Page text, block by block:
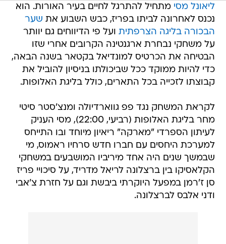
ליאונל מסי מתחיל להתרגל לחיים בעיר האורות. הוא
נכנס לאחרונה לביתו בפריז, כבש השבוע את שער
הבכורה בליגה הצרפתית ועל פי הדיווחים גם יוותר
על משחקי נבחרת ארגנטינה הקרובים אחרי שזו
הבטיחה את הכרטיס למונדיאל בקטאר בשנה הבאה,
כדי להיות ממוקד ככל שביכולתו בניסיון להוביל את
קבוצתו לזכייה בכל התארים, כולל בליגת האלופות.
לקראת המשחק נגד פפ גווארדיולה ומנצ'סטר סיטי
מחר בליגת האלופות (רביעי, 22:00), מסי העניק
לעיתון הספרדי "מארקה" ריאיון מיוחד ובו התייחס
למערכת היחסים עם חברו חדש סרחיו ראמוס, מי
שבמשך שנים היה אחד מיריביו המושבעים במשחקי
הקלאסיקו בין ברצלונה לריאל מדריד, על סיכויי פריז
סן ז'רמן במפעל היוקרתי ביבשת וגם על חזרת צ'אבי
ודני אלבס לברצלונה.